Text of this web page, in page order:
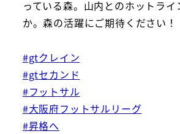
っている森。山内とのホットライ
か。森の活躍にご期待ください！
#gtクレイン
#gtセカンド
#フットサル
#大阪府フットサルリーグ
#昇格へ